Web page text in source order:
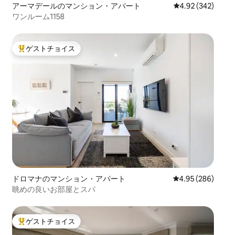
アーマデールのマンション・アパート レビュー342
4.92 (342)
ワンルーム1158
大好評のゲストチョイスです。
ゲストチョイス
ドロマナのマンション・アパート レビュー286
4.95 (286)
眺めの良いお部屋とスパ
大好評のゲストチョイスです。
ゲストチョイス